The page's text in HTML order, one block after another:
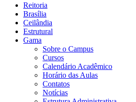
Reitoria
Brasília
Ceilândia
Estrutural
Gama
Sobre o Campus
Cursos
Calendário Acadêmico
Horário das Aulas
Contatos
Notícias